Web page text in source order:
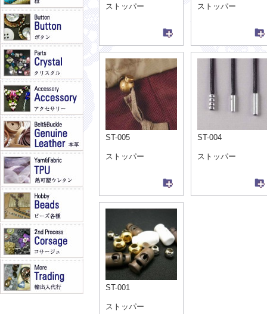
ストッパー ストッパー
ST-005
ストッパー
ST-004
ストッパー
ST-001
ストッパー